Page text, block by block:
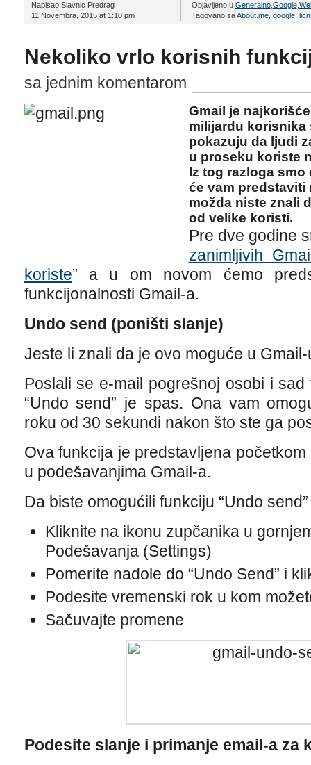
Napisao Slavnic Predrag
11 Novembra, 2015 at 1:10 pm
Objavljeno u Generalno, Google,
Tagovano saAbout.me, google,
Nekoliko vrlo korisnih
sa jednim komentarom
Gmail je
milijardu korisnika
pokazuju da ljudi
u proseku koriste
Iz tog razloga
će vam predstaviti
možda niste znali
od velike koristi.
Pre dve godine
zanimljivih
koriste” a u om novom ćemo
funkcijonalnosti Gmail-a.
Undo send (poništi slanje)
Jeste li znali da je ovo moguće u Gmail-
Poslali se e-mail pogrešnoj osobi i
“Undo send” je spas. Ona vam
roku od 30 sekundi nakon što ste ga
Ova funkcija je predstavljena
u podešavanjima Gmail-a.
Da biste omogućili funkciju “Undo
Kliknite na ikonu zupčanika u
Podešavanja (Settings)
Pomerite nadole do “Undo Send” i
Podesite vremenski rok u kom
Sačuvajte promene
Podesite slanje i primanje email-a za